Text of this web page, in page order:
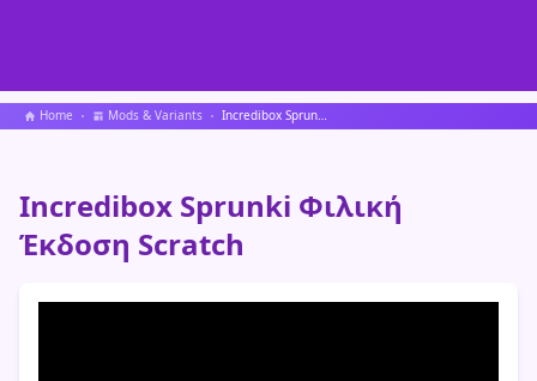
Home Mods & Variants Incredibox Sprunki Φιλική Έκδοση Scratch
Incredibox Sprunki Φιλική
Έκδοση Scratch